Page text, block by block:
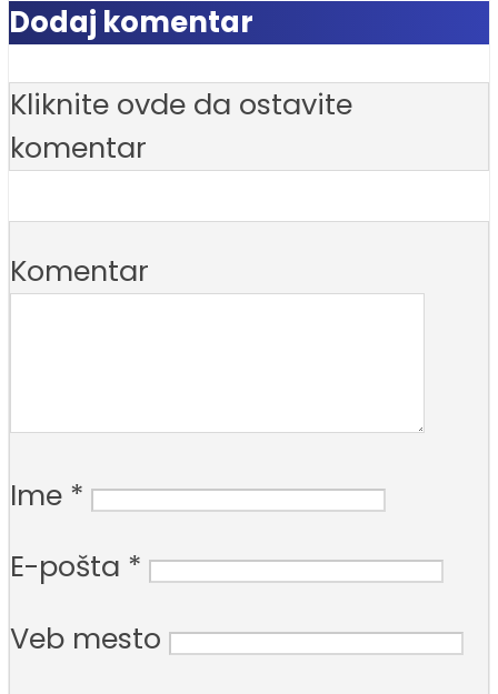
Dodaj komentar
Kliknite ovde da ostavite
komentar
Komentar
Ime *
E-pošta *
Veb mesto